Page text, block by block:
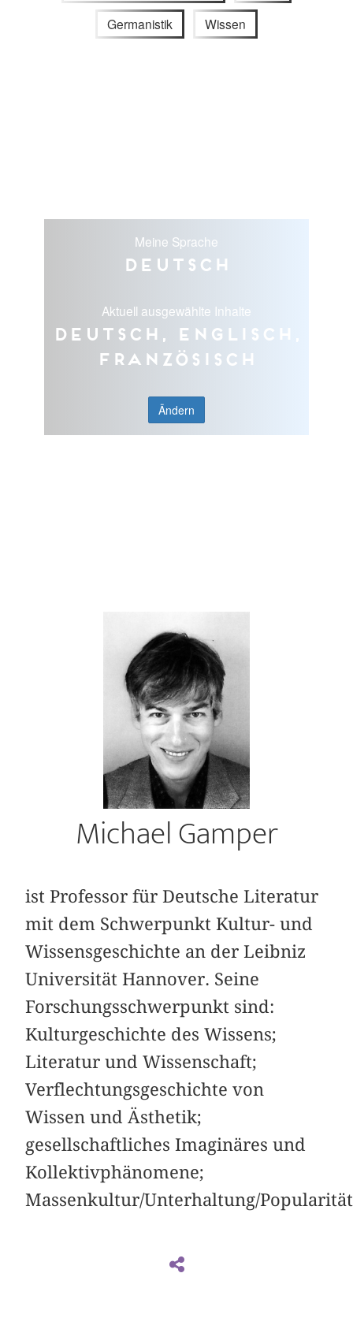
Germanistik Wissen
Meine Sprache
Deutsch
Aktuell ausgewählte Inhalte
Deutsch, Englisch,
Französisch
Ändern
Michael Gamper
ist Professor für Deutsche Literatur
mit dem Schwerpunkt Kultur- und
Wissensgeschichte an der Leibniz
Universität Hannover. Seine
Forschungsschwerpunkt sind:
Kulturgeschichte des Wissens;
Literatur und Wissenschaft;
Verflechtungsgeschichte von
Wissen und Ästhetik;
gesellschaftliches Imaginäres und
Kollektivphänomene;
Massenkultur/Unterhaltung/